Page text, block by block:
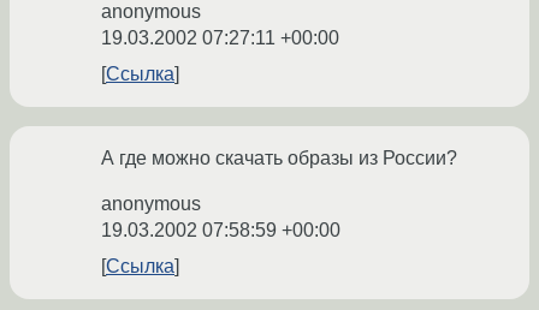
anonymous
19.03.2002 07:27:11 +00:00
Ссылка
А где можно скачать образы из России?
anonymous
19.03.2002 07:58:59 +00:00
Ссылка